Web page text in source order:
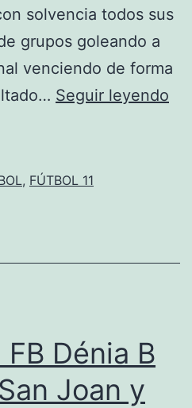
solvencia todos sus
grupos goleando a
venciendo de forma
Seguir leyendo
, FÚTBOL 11
Dénia B
Joan y